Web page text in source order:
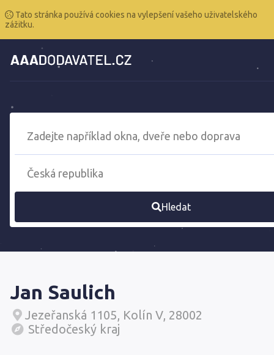
Tato stránka používá cookies na vylepšení vašeho uživatelského
zážitku.
Hledat
Jan Saulich
Jezeřanská 1105, Kolín V, 28002
Středočeský kraj